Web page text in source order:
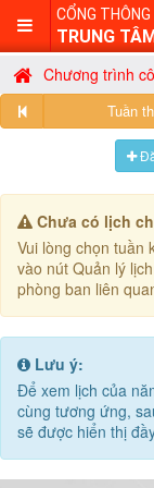
CỔNG
TRUNG
Chương trình
Tuần
Chưa có lịch
Vui lòng chọn tuần
vào nút Quản lý
phòng ban liên
Lưu ý:
Để xem lịch của
cùng tương ứng,
sẽ được hiển thị